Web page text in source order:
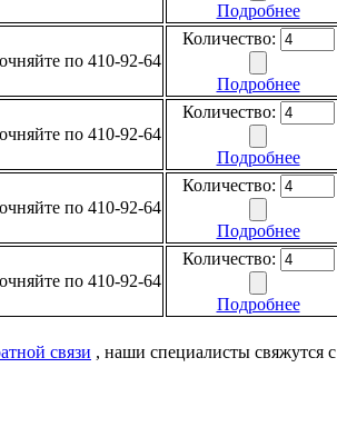
Подробнее
по 410-92-64
Количество:
Подробнее
по 410-92-64
Количество:
Подробнее
по 410-92-64
Количество:
Подробнее
по 410-92-64
Количество:
Подробнее
связи , наши специалисты свяжутся с